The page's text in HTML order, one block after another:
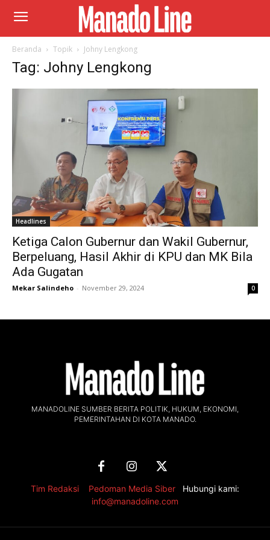
Beranda Topik Johny Lengkong
Tag: Johny Lengkong
Headlines
Ketiga Calon Gubernur dan Wakil Gubernur,
Berpeluang, Hasil Akhir di KPU dan MK Bila
Ada Gugatan
Mekar Salindeho - November 29, 2024 0
MANADOLINE SUMBER BERITA POLITIK, HUKUM, EKONOMI,
PEMERINTAHAN DI KOTA MANADO.
Tim Redaksi Pedoman Media Siber
Hubungi kami:
info@manadoline.com